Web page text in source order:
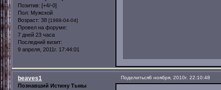
Позитив: [+4/-0]
Пол: Мужской
Возраст: 38 [1988-04-04]
Провел на форуме:
7 дней 23 часа
Последний визит:
9 апреля, 2011г. 17:44:01
Поделиться6 ноября, 2010г. 22:10:48
beaves1
Познавший Истину Тьмы